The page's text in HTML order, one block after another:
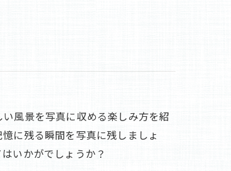
風景を写真に収める楽しみ方を紹
に残る瞬間を写真に残しましょ
いかがでしょうか？